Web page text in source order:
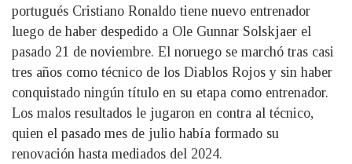
portugués Cristiano Ronaldo tiene nuevo entrenador
luego de haber despedido a Ole Gunnar Solskjaer el
pasado 21 de noviembre. El noruego se marchó tras casi
tres años como técnico de los Diablos Rojos y sin haber
conquistado ningún título en su etapa como entrenador.
Los malos resultados le jugaron en contra al técnico,
quien el pasado mes de julio había formado su
renovación hasta mediados del 2024.